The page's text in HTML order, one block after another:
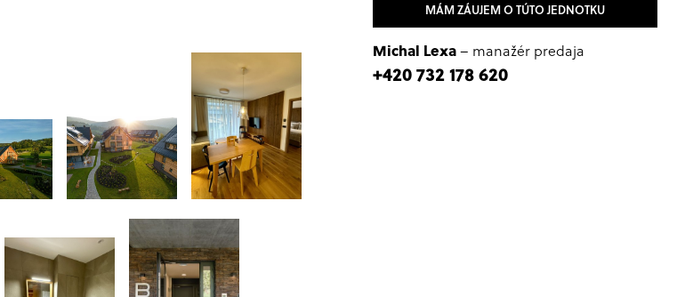
MÁM ZÁUJEM O TÚTO JEDNOTKU
Michal Lexa– manažér predaja
+420 732 178 620